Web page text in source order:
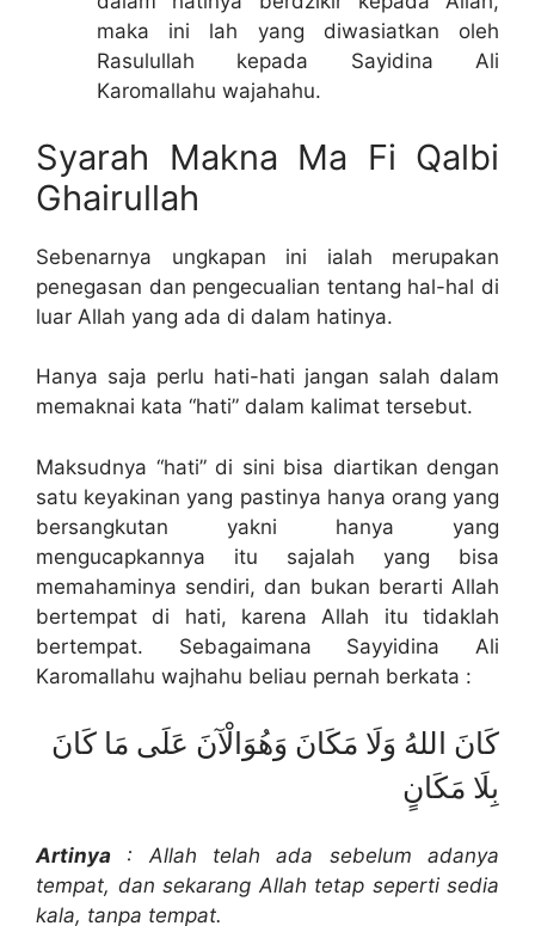
maka ini lah yang diwasiatkan oleh
Rasulullah kepada Sayidina Ali
Karomallahu wajahahu.
Syarah Makna Ma Fi Qalbi
Ghairullah
Sebenarnya ungkapan ini ialah merupakan
penegasan dan pengecualian tentang hal-hal di
luar Allah yang ada di dalam hatinya.
Hanya saja perlu hati-hati jangan salah dalam
memaknai kata “hati” dalam kalimat tersebut.
Maksudnya “hati” di sini bisa diartikan dengan
satu keyakinan yang pastinya hanya orang yang
bersangkutan yakni hanya yang
mengucapkannya itu sajalah yang bisa
memahaminya sendiri, dan bukan berarti Allah
bertempat di hati, karena Allah itu tidaklah
bertempat. Sebagaimana Sayyidina Ali
Karomallahu wajhahu beliau pernah berkata :
كَانَ اللهُ وَلَا مَكَانَ وَهُوَالْآنَ عَلَى مَا كَانَ
بِلَا مَكَانٍ
Artinya : Allah telah ada sebelum adanya
tempat, dan sekarang Allah tetap seperti sedia
kala, tanpa tempat.